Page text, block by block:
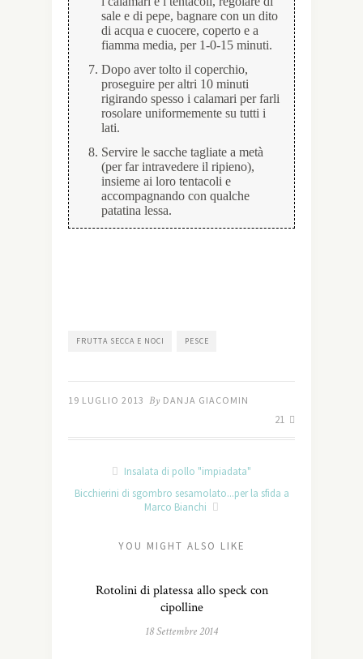
sale e di pepe, bagnare con un dito
di acqua e cuocere, coperto e a
fiamma media, per 1-0-15 minuti.
Dopo aver tolto il coperchio,
proseguire per altri 10 minuti
rigirando spesso i calamari per farli
rosolare uniformemente su tutti i
lati.
Servire le sacche tagliate a metà
(per far intravedere il ripieno),
insieme ai loro tentacoli e
accompagnando con qualche
patatina lessa.
FRUTTA SECCA E NOCI PESCE
19 LUGLIO 2013 By DANJA GIACOMIN
21
Insalata di pollo "impiadata"
Bicchierini di sgombro sesamolato...per la sfida a
Marco Bianchi
YOU MIGHT ALSO LIKE
Rotolini di platessa allo speck con
cipolline
18 Settembre 2014